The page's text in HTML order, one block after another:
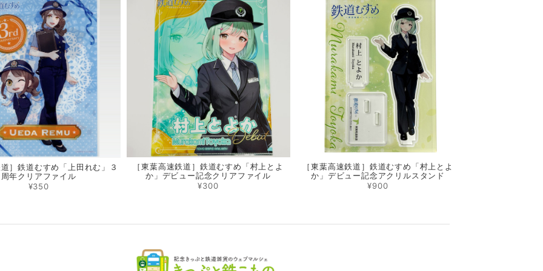
］鉄道むすめ「上田れむ」３
周年クリアファイル
¥350
［東葉高速鉄道］鉄道むすめ「村上とよ
か」デビュー記念クリアファイル
¥300
［東葉高速鉄道］鉄道むすめ「村上とよ
か」デビュー記念アクリルスタンド
¥900